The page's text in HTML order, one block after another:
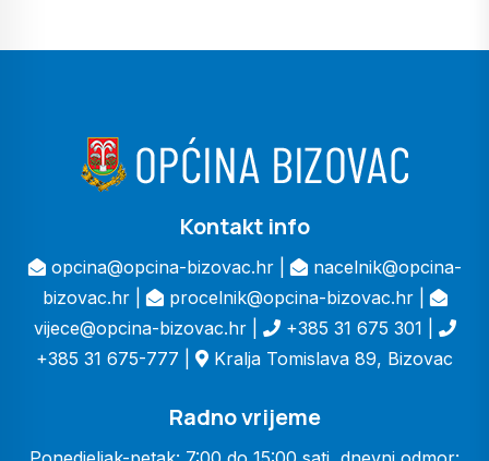
Kontakt info
opcina@opcina-bizovac.hr |
nacelnik@opcina-
bizovac.hr |
procelnik@opcina-bizovac.hr |
vijece@opcina-bizovac.hr |
+385 31 675 301 |
+385 31 675-777 |
Kralja Tomislava 89, Bizovac
Radno vrijeme